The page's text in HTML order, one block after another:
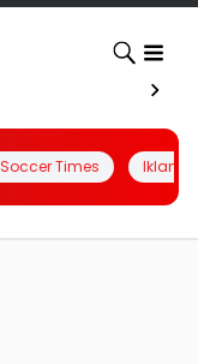
Soccer Times Iklanin